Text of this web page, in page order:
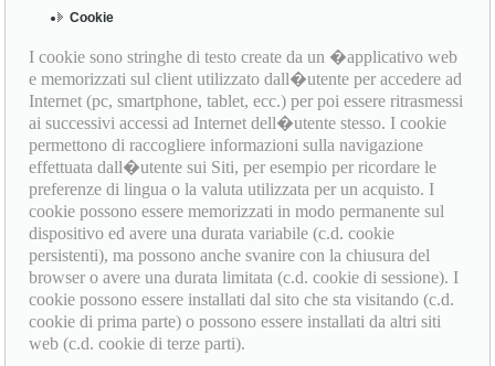
Cookie
I cookie sono stringhe di testo create da un �applicativo web
e memorizzati sul client utilizzato dall�utente per accedere ad
Internet (pc, smartphone, tablet, ecc.) per poi essere ritrasmessi
ai successivi accessi ad Internet dell�utente stesso. I cookie
permettono di raccogliere informazioni sulla navigazione
effettuata dall�utente sui Siti, per esempio per ricordare le
preferenze di lingua o la valuta utilizzata per un acquisto. I
cookie possono essere memorizzati in modo permanente sul
dispositivo ed avere una durata variabile (c.d. cookie
persistenti), ma possono anche svanire con la chiusura del
browser o avere una durata limitata (c.d. cookie di sessione). I
cookie possono essere installati dal sito che sta visitando (c.d.
cookie di prima parte) o possono essere installati da altri siti
web (c.d. cookie di terze parti).